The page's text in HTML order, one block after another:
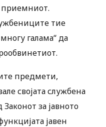
тие
галама“ да
предмети,
својата службена
за јавното
јавен